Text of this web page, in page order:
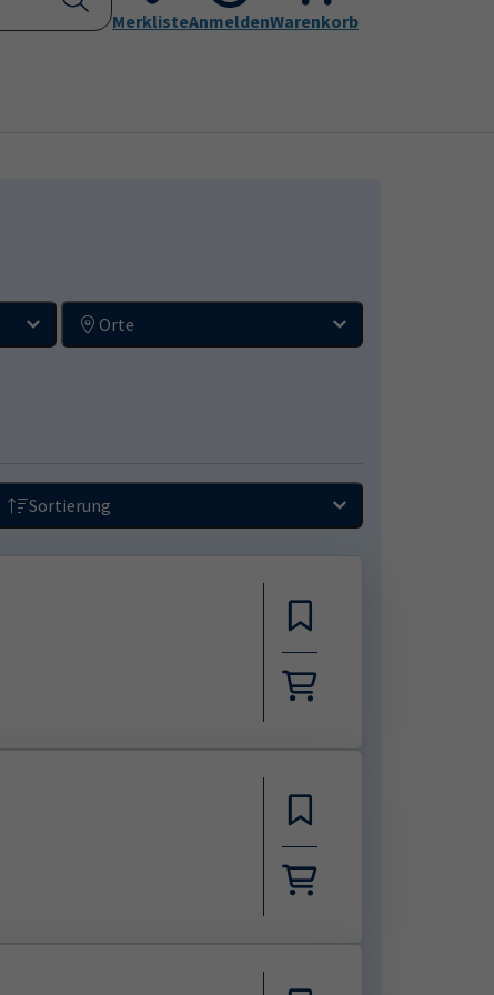
Submenu for "Programm"Submenu for "Kontakt"
Aktuelles Leichte Sprache
MerklisteAnmeldenWarenkorb
Orte
Sortierung